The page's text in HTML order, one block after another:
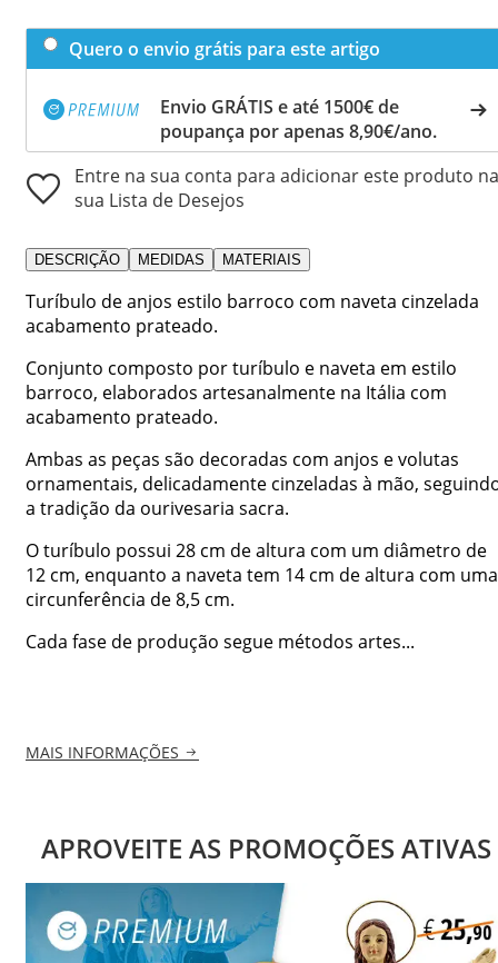
Quero o envio grátis para este artigo
Envio GRÁTIS e até 1500€ de
poupança por apenas 8,90€/ano.
Entre na sua conta para adicionar este produto na
sua Lista de Desejos
DESCRIÇÃO MEDIDAS MATERIAIS
Turíbulo de anjos estilo barroco com naveta cinzelada
acabamento prateado.
Conjunto composto por turíbulo e naveta em estilo
barroco, elaborados artesanalmente na Itália com
acabamento prateado.
Ambas as peças são decoradas com anjos e volutas
ornamentais, delicadamente cinzeladas à mão,
a tradição da ourivesaria sacra.
O turíbulo possui 28 cm de altura com um diâmetro de
12 cm, enquanto a naveta tem 14 cm de altura com uma
circunferência de 8,5 cm.
Cada fase de produção segue métodos artes...
MAIS INFORMAÇÕES
APROVEITE AS PROMOÇÕES ATIVAS